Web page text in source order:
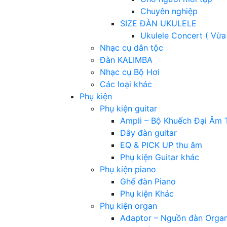
Chuyên nghiệp
SIZE ĐÀN UKULELE
Ukulele Concert ( Vừa
Nhạc cụ dân tộc
Đàn KALIMBA
Nhạc cụ Bộ Hơi
Các loại khác
Phụ kiện
Phụ kiện guitar
Ampli – Bộ Khuếch Đại Âm
Dây đàn guitar
EQ & PICK UP thu âm
Phụ kiện Guitar khác
Phụ kiện piano
Ghế đàn Piano
Phụ kiện Khác
Phụ kiện organ
Adaptor – Nguồn đàn